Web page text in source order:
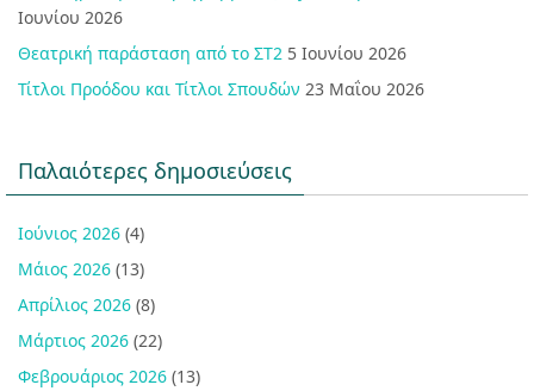
Ιουνίου 2026
Θεατρική παράσταση από το ΣΤ2 5 Ιουνίου 2026
Τίτλοι Προόδου και Τίτλοι Σπουδών 23 Μαΐου 2026
Παλαιότερες δημοσιεύσεις
Ιούνιος 2026 (4)
Μάιος 2026 (13)
Απρίλιος 2026 (8)
Μάρτιος 2026 (22)
Φεβρουάριος 2026 (13)